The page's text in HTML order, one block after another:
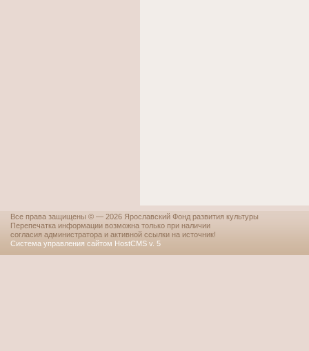
Все права защищены © — 2026 Ярославский Фонд развития культуры
Перепечатка информации возможна только при наличии
согласия администратора и активной ссылки на источник!
Система управления сайтом HostCMS v. 5